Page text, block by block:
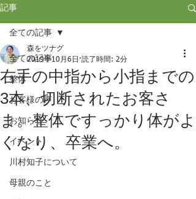
記事
全ての記事
整体
お客様の声
お知らせ
イベント
川村知子について
母親のこと
全ての記事
右手の中指から小指までの
3本、切断されたお客さ
ま。整体ですっかり体がよ
くなり、卒業へ。
森をツナグ
2019年10月6日 読了時間: 2分